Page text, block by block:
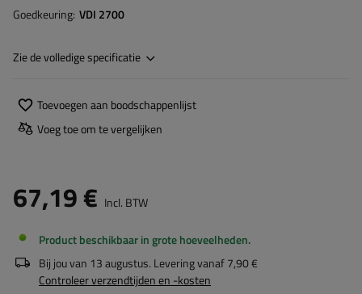
Goedkeuring VDI 2700
Zie de volledige specificatie
Toevoegen aan boodschappenlijst
Voeg toe om te vergelijken
67,19 € Incl. BTW
Product beschikbaar in grote hoeveelheden
Bij jou van 13 augustus. Levering vanaf7,90 €
Controleer verzendtijden en -kosten